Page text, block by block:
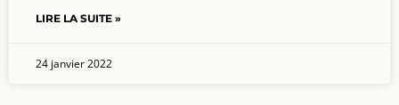
LIRE LA SUITE »
24 janvier 2022